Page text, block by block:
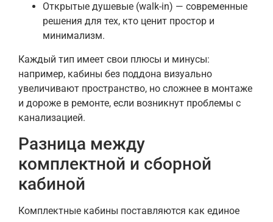
Открытые душевые (walk-in) — современные
решения для тех, кто ценит простор и
минимализм.
Каждый тип имеет свои плюсы и минусы:
например, кабины без поддона визуально
увеличивают пространство, но сложнее в монтаже
и дороже в ремонте, если возникнут проблемы с
канализацией.
Разница между
комплектной и сборной
кабиной
Комплектные кабины поставляются как единое